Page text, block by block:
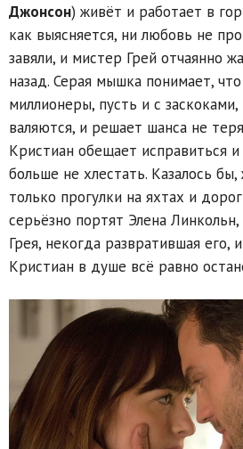
Джонсон) живёт и работает в
как выясняется, ни любовь не
завяли, и мистер Грей отчаянно
назад. Серая мышка понимает,
миллионеры, пусть и с
валяются, и решает шанса не
Кристиан обещает исправиться
больше не хлестать. Казалось
только прогулки на яхтах и
серьёзно портят Элена
Грея, некогда развратившая его,
Кристиан в душе всё равно